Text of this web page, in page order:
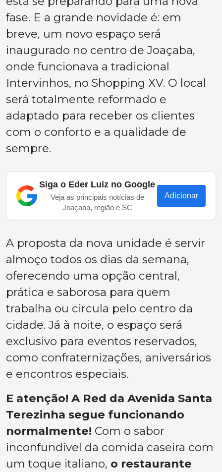
fase. E a grande novidade é: em
breve, um novo espaço será
inaugurado no centro de Joaçaba,
onde funcionava a tradicional
Intervinhos, no Shopping XV. O local
será totalmente reformado e
adaptado para receber os clientes
com o conforto e a qualidade de
sempre.
Siga o Eder Luiz no Google
Veja as principais notícias de
Joaçaba, região e SC
Adicionar
A proposta da nova unidade é servir
almoço todos os dias da semana,
oferecendo uma opção central,
prática e saborosa para quem
trabalha ou circula pelo centro da
cidade. Já à noite, o espaço será
exclusivo para eventos reservados,
como confraternizações, aniversários
e encontros especiais.
E atenção! A Red da Avenida Santa
Terezinha segue funcionando
normalmente! Com o sabor
inconfundível da comida caseira com
um toque italiano, o restaurante